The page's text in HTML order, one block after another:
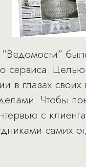
сервиса.
в глазах
Чтобы
с
самих